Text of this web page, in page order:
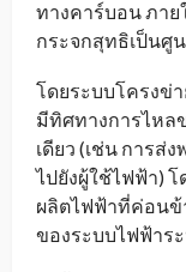
ทางคาร์บอน ภาย
กระจกสุทธิเป็นศู
โดยระบบโครงข่
มีทิศทางการไหล
เดียว (เช่น การส่
ไปยังผู้ใช้ไฟฟ้า)
ผลิตไฟฟ้าที่ค่อนข้
ของระบบไฟฟ้าร